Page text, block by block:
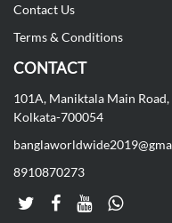
Contact Us
Terms & Conditions
CONTACT
101A, Maniktala Main Road,
Kolkata-700054
8910870273